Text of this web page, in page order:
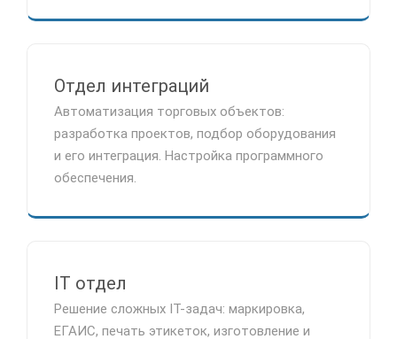
Отдел интеграций
Автоматизация торговых объектов:
разработка проектов, подбор оборудования
и его интеграция. Настройка программного
обеспечения.
IT отдел
Решение сложных IT-задач: маркировка,
ЕГАИС, печать этикеток, изготовление и